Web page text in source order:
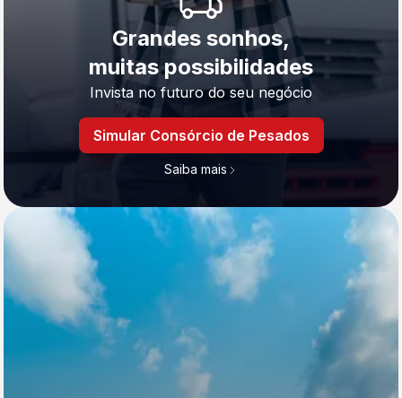
Grandes sonhos,
muitas possibilidades
Invista no futuro do seu negócio
Simular Consórcio de Pesados
Saiba mais